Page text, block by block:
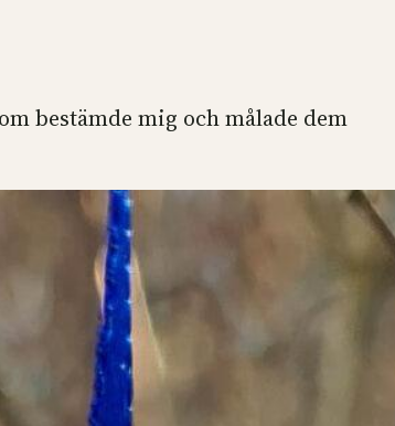
bestämde mig och målade dem